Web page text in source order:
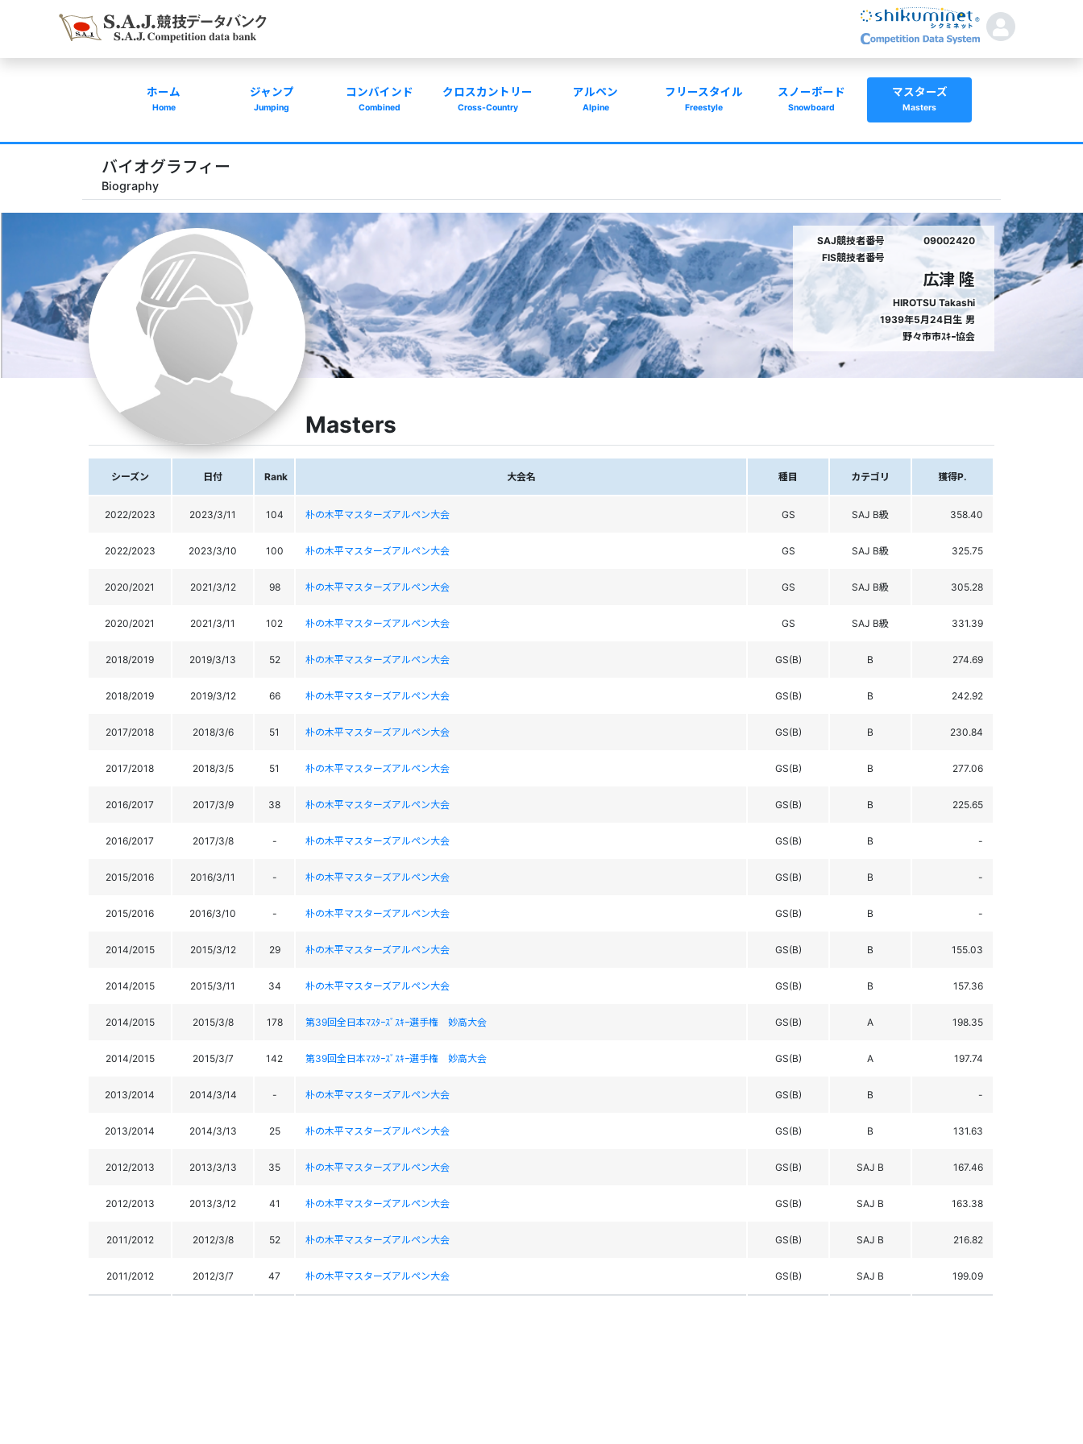
ホーム
Home
ジャンプ
Jumping
コンバインド
Combined
クロスカントリー
Cross-Country
アルペン
Alpine
フリースタイル
Freestyle
スノーボード
Snowboard
マスターズ
Masters
バイオグラフィー
Biography
SAJ競技者番号
09002420
FIS競技者番号
広津 隆
HIROTSU Takashi
1939年5月24日生 男
野々市市ｽｷｰ協会
Masters
シーズン 日付 Rank 大会名 種目 カテゴリ 獲得P.
2022/2023 2023/3/11 104 朴の木平マスターズアルペン大会 GS SAJ B級 358.40
2022/2023 2023/3/10 100 朴の木平マスターズアルペン大会 GS SAJ B級 325.75
2020/2021 2021/3/12 98 朴の木平マスターズアルペン大会 GS SAJ B級 305.28
2020/2021 2021/3/11 102 朴の木平マスターズアルペン大会 GS SAJ B級 331.39
2018/2019 2019/3/13 52 朴の木平マスターズアルペン大会 GS(B) B 274.69
2018/2019 2019/3/12 66 朴の木平マスターズアルペン大会 GS(B) B 242.92
2017/2018 2018/3/6 51 朴の木平マスターズアルペン大会 GS(B) B 230.84
2017/2018 2018/3/5 51 朴の木平マスターズアルペン大会 GS(B) B 277.06
2016/2017 2017/3/9 38 朴の木平マスターズアルペン大会 GS(B) B 225.65
2016/2017 2017/3/8 - 朴の木平マスターズアルペン大会 GS(B) B -
2015/2016 2016/3/11 - 朴の木平マスターズアルペン大会 GS(B) B -
2015/2016 2016/3/10 - 朴の木平マスターズアルペン大会 GS(B) B -
2014/2015 2015/3/12 29 朴の木平マスターズアルペン大会 GS(B) B 155.03
2014/2015 2015/3/11 34 朴の木平マスターズアルペン大会 GS(B) B 157.36
2014/2015 2015/3/8 178 第39回全日本ﾏｽﾀｰｽﾞｽｷｰ選手権 妙高大会 GS(B) A 198.35
2014/2015 2015/3/7 142 第39回全日本ﾏｽﾀｰｽﾞｽｷｰ選手権 妙高大会 GS(B) A 197.74
2013/2014 2014/3/14 - 朴の木平マスターズアルペン大会 GS(B) B -
2013/2014 2014/3/13 25 朴の木平マスターズアルペン大会 GS(B) B 131.63
2012/2013 2013/3/13 35 朴の木平マスターズアルペン大会 GS(B) SAJ B 167.46
2012/2013 2013/3/12 41 朴の木平マスターズアルペン大会 GS(B) SAJ B 163.38
2011/2012 2012/3/8 52 朴の木平マスターズアルペン大会 GS(B) SAJ B 216.82
2011/2012 2012/3/7 47 朴の木平マスターズアルペン大会 GS(B) SAJ B 199.09